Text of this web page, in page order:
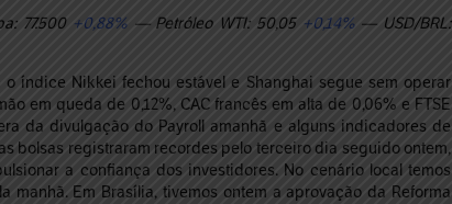
77.500 +0,88%— Petróleo WTI: 50,05 +0,14%— USD/BRL:
índice Nikkei fechou estável e Shanghai segue sem operar
em queda de 0,12%, CAC francês em alta de 0,06% e FTSE
da divulgação do Payroll amanhã e alguns indicadores de
bolsas registraram recordes pelo terceiro dia seguido ontem,
a confiança dos investidores. No cenário local temos
Em Brasília, tivemos ontem a aprovação da Reforma